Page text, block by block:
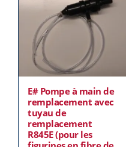
E# Pompe à main de
remplacement avec
tuyau de
remplacement
R845E (pour les